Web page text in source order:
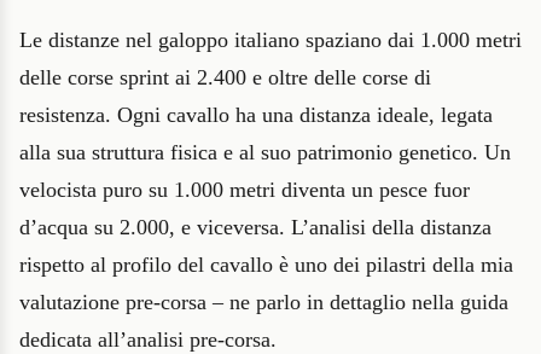
Le distanze nel galoppo italiano spaziano dai 1.000 metri
delle corse sprint ai 2.400 e oltre delle corse di
resistenza. Ogni cavallo ha una distanza ideale, legata
alla sua struttura fisica e al suo patrimonio genetico. Un
velocista puro su 1.000 metri diventa un pesce fuor
d’acqua su 2.000, e viceversa. L’analisi della distanza
rispetto al profilo del cavallo è uno dei pilastri della mia
valutazione pre-corsa – ne parlo in dettaglio nella guida
dedicata all’analisi pre-corsa.